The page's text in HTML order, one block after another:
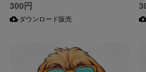
300円
ダウンロード販売